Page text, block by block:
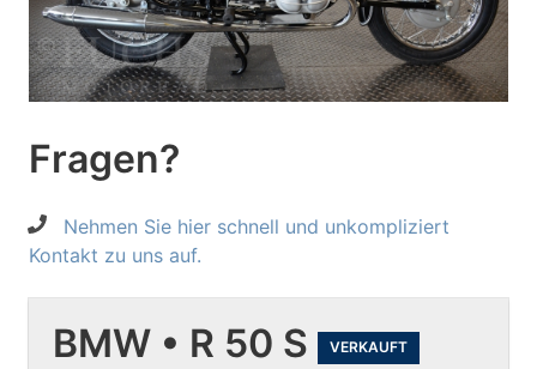
Fragen?
Nehmen Sie hier schnell und unkompliziert
Kontakt zu uns auf.
BMW • R 50 S VERKAUFT